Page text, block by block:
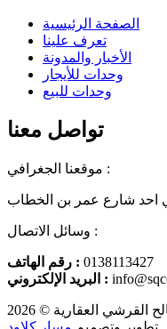
الصفحة الرئيسية
تعرف علينا
الأخبار والمدونة
وحدات للأيجار
وحدات للبيع
تواصل معنا
موقعنا الجغرافي :
احد شارع عمر بن الخطاب
وسائل الاتصال :
رقم الهاتف : 0138113427
البريد الإلكتروني :
القرشي العقارية © 2026